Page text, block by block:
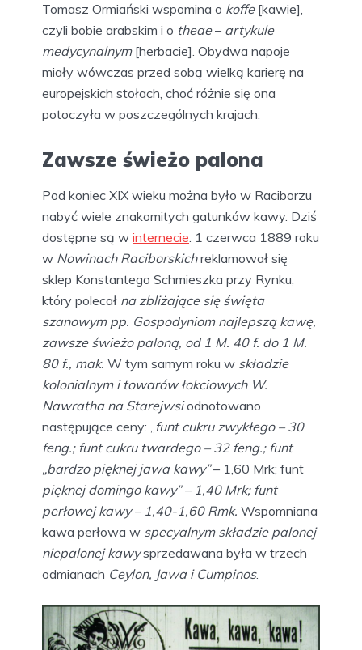
Tomasz Ormiański wspomina o koffe[kawie],
czyli bobie arabskim i o theae– artykule
medycynalnym [herbacie]. Obydwa napoje
miały wówczas przed sobą wielką karierę na
europejskich stołach, choć różnie się ona
potoczyła w poszczególnych krajach.
Zawsze świeżo palona
Pod koniec XIX wieku można było w Raciborzu
nabyć wiele znakomitych gatunków kawy. Dziś
dostępne są w internecie . 1 czerwca 1889 roku
w Nowinach Raciborskichreklamował się
sklep Konstantego Schmieszka przy Rynku,
który polecał na zbliżające się święta
szanowym pp. Gospodyniom najlepszą kawę,
zawsze świeżo paloną, od 1 M. 40 f. do 1 M.
80 f., mak. W tym samym roku w składzie
kolonialnym i towarów łokciowych W.
Nawratha na Starejwsiodnotowano
następujące ceny: „ funt cukru zwykłego – 30
feng.; funt cukru twardego – 32 feng.; funt
„bardzo pięknej jawa kawy”– 1,60 Mrk; funt
pięknej domingo kawy” – 1,40 Mrk; funt
perłowej kawy – 1,40-1,60 Rmk. Wspomniana
kawa perłowa w specyalnym składzie palonej
niepalonej kawysprzedawana była w trzech
odmianach Ceylon, Jawa i Cumpinos.